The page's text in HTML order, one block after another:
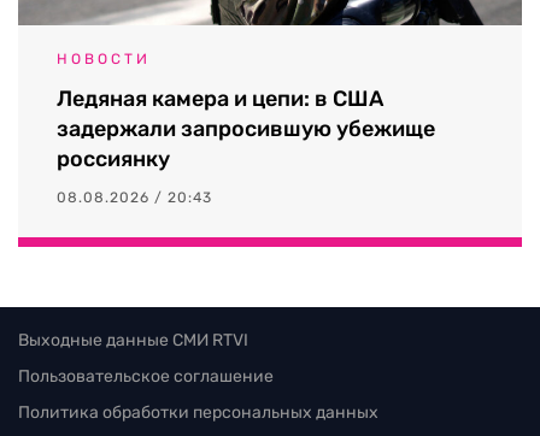
НОВОСТИ
Ледяная камера и цепи: в США
задержали запросившую убежище
россиянку
08.08.2026 / 20:43
Выходные данные СМИ RTVI
Пользовательское соглашение
Политика обработки персональных данных